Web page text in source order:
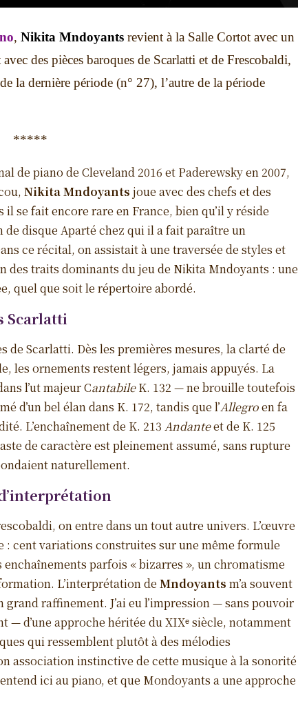
, Nikita Mndoyants revient à la Salle Cortot avec un
des pièces baroques de Scarlatti et de Frescobaldi,
la dernière période (n° 27), l’autre de la période
*****
de piano de Cleveland 2016 et Paderewsky en 2007,
Nikita Mndoyants joue avec des chefs et des
se fait encore rare en France, bien qu’il y réside
de disque Aparté chez qui il a fait paraître un
ce récital, on assistait à une traversée de styles et
des traits dominants du jeu de Nikita Mndoyants : une
quel que soit le répertoire abordé.
Scarlatti
de Scarlatti. Dès les premières mesures, la clarté de
les ornements restent légers, jamais appuyés. La
l’ut majeur CantabileK. 132 — ne brouille toutefois
d’un bel élan dans K. 172, tandis que l’Allegroen fa
L’enchaînement de K. 213 Andanteet de K. 125
de caractère est pleinement assumé, sans rupture
naturellement.
on entre dans un tout autre univers. L’œuvre
cent variations construites sur une même formule
parfois « bizarres », un chromatisme
L’interprétation de Mndoyants m’a souvent
raffinement. J’ai eu l’impression — sans pouvoir
d’une approche héritée du XIXᵉ siècle, notamment
qui ressemblent plutôt à des mélodies
association instinctive de cette musique à la sonorité
ici au piano, et que Mondoyants a une approche